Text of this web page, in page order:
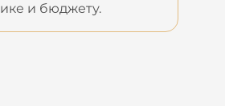
и бюджету.